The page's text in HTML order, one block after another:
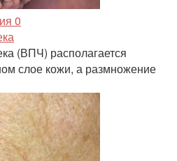
0
(ВПЧ) располагается
слое кожи, а размножение